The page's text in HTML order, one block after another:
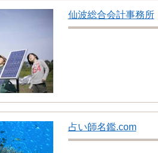
仙波総合会計事務所
占い師名鑑.com